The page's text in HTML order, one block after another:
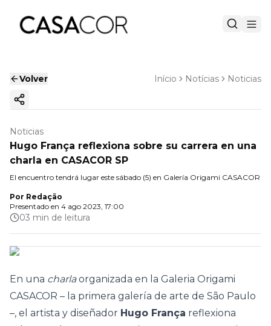
Volver Início Notícias Noticias
Copiar enlace
Noticias
Hugo França reflexiona sobre su carrera en una
charla en CASACOR SP
El encuentro tendrá lugar este sábado (5) en Galería Origami CASACOR
Por Redação
Presentado en 4 ago 2023, 17:00
03 min de leitura
En una charlaorganizada en la Galeria Origami
CASACOR – la primera galería de arte de São Paulo
–, el artista y diseñador Hugo França reflexiona